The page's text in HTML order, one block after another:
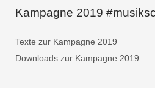
Kampagne 2019
Texte zur Kampagne 2019
Downloads zur Kampagne 2019